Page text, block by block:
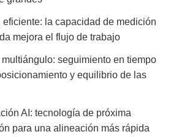
eficiente: la capacidad de medición
mejora el flujo de trabajo
seguimiento en tiempo
y equilibrio de las
AI: tecnología de próxima
para una alineación más rápida